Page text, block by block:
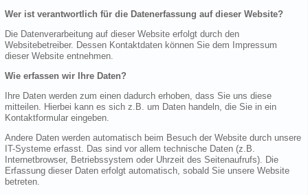
Wer ist verantwortlich für die Datenerfassung auf dieser Website?
Die Datenverarbeitung auf dieser Website erfolgt durch den
Websitebetreiber. Dessen Kontaktdaten können Sie dem Impressum
dieser Website entnehmen.
Wie erfassen wir Ihre Daten?
Ihre Daten werden zum einen dadurch erhoben, dass Sie uns diese
mitteilen. Hierbei kann es sich z.B. um Daten handeln, die Sie in ein
Kontaktformular eingeben.
Andere Daten werden automatisch beim Besuch der Website durch unsere
IT-Systeme erfasst. Das sind vor allem technische Daten (z.B.
Internetbrowser, Betriebssystem oder Uhrzeit des Seitenaufrufs). Die
Erfassung dieser Daten erfolgt automatisch, sobald Sie unsere Website
betreten.